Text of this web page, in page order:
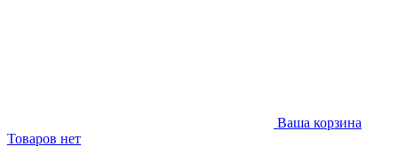
Ваша корзина
Товаров нет